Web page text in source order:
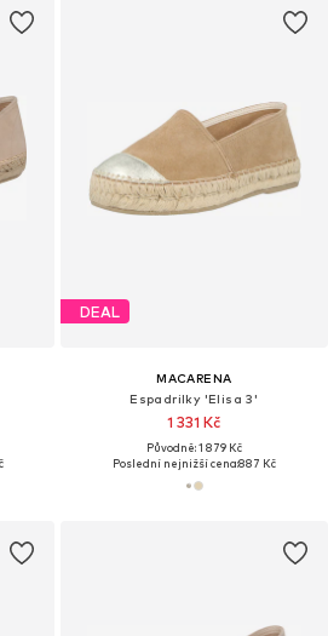
DEAL
MACARENA
Espadrilky 'Elisa 3'
1 331 Kč
Původně: 1 879 Kč
Poslední nejnižší cena:887 Kč